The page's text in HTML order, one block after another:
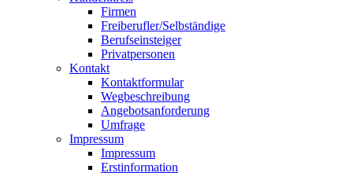
Firmen
Freiberufler/Selbständige
Berufseinsteiger
Privatpersonen
Kontakt
Kontaktformular
Wegbeschreibung
Angebotsanforderung
Umfrage
Impressum
Impressum
Erstinformation